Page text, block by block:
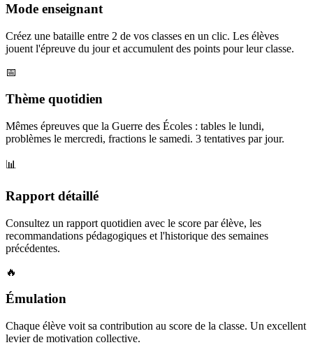
Mode enseignant
Créez une bataille entre 2 de vos classes en un clic. Les élèves
jouent l'épreuve du jour et accumulent des points pour leur classe.
📅
Thème quotidien
Mêmes épreuves que la Guerre des Écoles : tables le lundi,
problèmes le mercredi, fractions le samedi. 3 tentatives par jour.
📊
Rapport détaillé
Consultez un rapport quotidien avec le score par élève, les
recommandations pédagogiques et l'historique des semaines
précédentes.
🔥
Émulation
Chaque élève voit sa contribution au score de la classe. Un excellent
levier de motivation collective.